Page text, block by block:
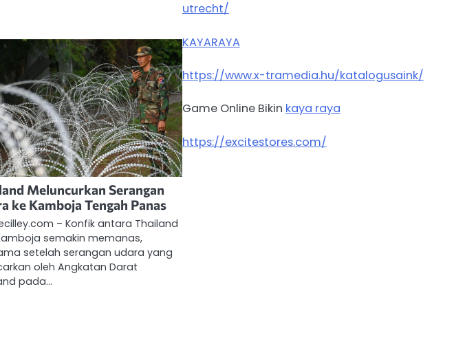
Meluncurkan Serangan
ke Kamboja Tengah Panas
– Konfik antara Thailand
semakin memanas,
setelah serangan udara yang
oleh Angkatan Darat
pada…
utrecht/
KAYARAYA
https://www.x-tramedia.hu/katalogusaink/
Game Online Bikin kaya raya
https://excitestores.com/